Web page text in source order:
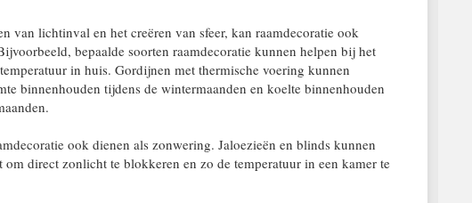
van lichtinval en het creëren van sfeer, kan raamdecoratie ook
bepaalde soorten raamdecoratie kunnen helpen bij het
in huis. Gordijnen met thermische voering kunnen
binnenhouden tijdens de wintermaanden en koelte binnenhouden
ook dienen als zonwering. Jaloezieën en blinds kunnen
om direct zonlicht te blokkeren en zo de temperatuur in een kamer te